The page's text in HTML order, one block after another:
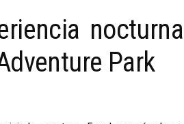
nocturna
Park